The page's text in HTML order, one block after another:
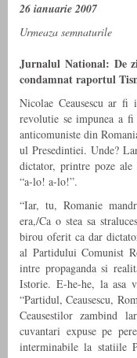
26 ianuarie 2007
Urmeaza semnaturile
Jurnalul National: De
condamnat raportul
Nicolae Ceausescu ar
revolutie se impunea a
anticomuniste din
ul Presedintiei. Unde?
dictator, printre poze
“a-lo! a-lo!”.
“Iar, tu, Romanie
era,/Ca o stea sa
birou oferit ca dar
al Partidului Comunist
intre propaganda si
Istorie. E-he-he, la asa
“Partidul, Ceausescu,
Ceausestilor zambind
cuvantari expuse pe
interminabile la statiile